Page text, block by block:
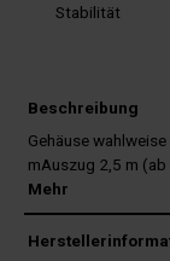
Stabilität
Beschreibung
Gehäuse
mAuszug 2,5 m
Mehr